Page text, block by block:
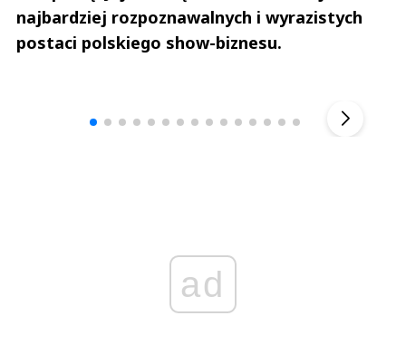
najbardziej rozpoznawalnych i wyrazistych
postaci polskiego show-biznesu.
ad